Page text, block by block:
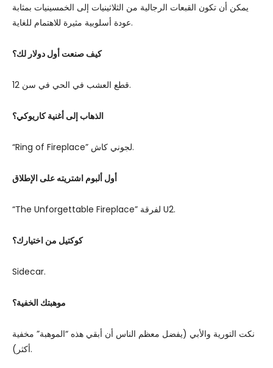
يمكن أن تكون القبعات الرجالية من الثلاثينيات إلى الخمسينيات بمثابة
عودة أسلوبية مثيرة للاهتمام للغاية.
كيف صنعت أول دولار لك؟
قطع العشب في الحي في سن 12.
الذهاب إلى أغنية كاريوكي؟
“Ring of Fireplace” لجوني كاش.
أول ألبوم اشتريته على الإطلاق
“The Unforgettable Fireplace” لفرقة U2.
كوكتيل من اختيارك؟
Sidecar.
موهبتك الخفية؟
نكت التورية والأبي (يفضل معظم الناس أن أبقي هذه “الموهبة” مخفية
أكثر).